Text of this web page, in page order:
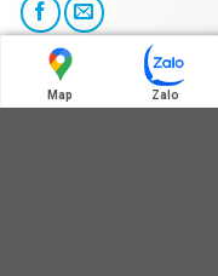
Map Zalo
HOT LINE:MÃ QR ZALO